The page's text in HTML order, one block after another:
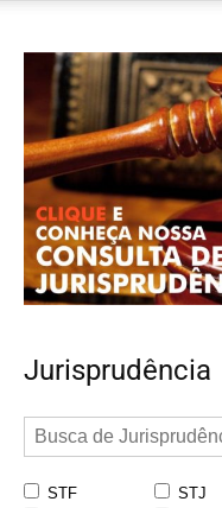
Jurisprudência
STF STJ